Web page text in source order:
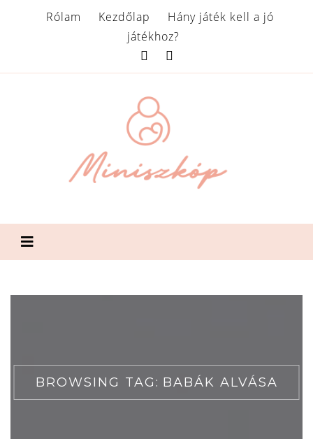
Rólam Kezdőlap
Hány játék kell a jó
játékhoz?
BROWSING TAG: BABÁK ALVÁSA